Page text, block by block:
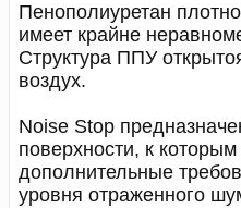
Пенополиуретан
имеет крайне
Структура ППУ
воздух.
Noise Stop
поверхности, к
дополнительные
уровня отраженного